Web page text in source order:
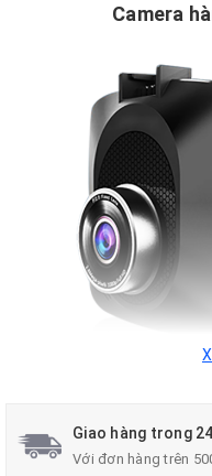
Camera
Ghi hình Full HD
siêu nét
Giao hàng trong
Với đơn hàng trên